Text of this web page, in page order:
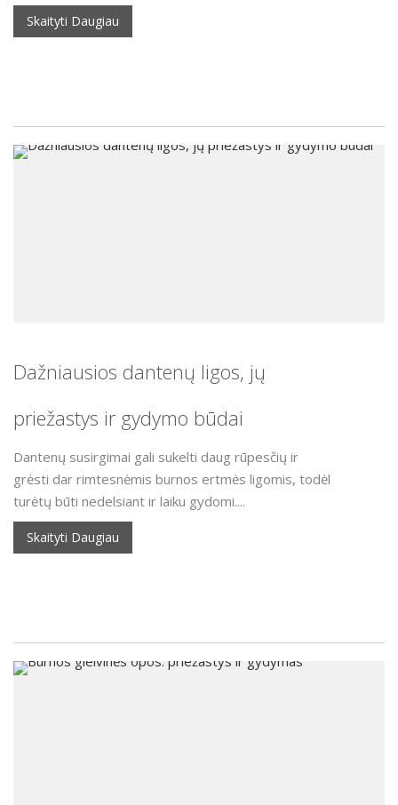
Skaityti Daugiau
Dažniausios dantenų ligos, jų
priežastys ir gydymo būdai
Dantenų susirgimai gali sukelti daug rūpesčių ir
grėsti dar rimtesnėmis burnos ertmės ligomis, todėl
turėtų būti nedelsiant ir laiku gydomi....
Skaityti Daugiau